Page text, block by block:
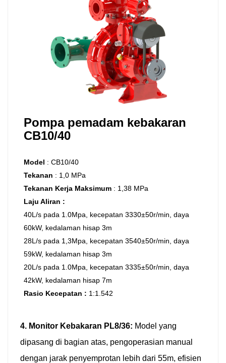
Pompa pemadam kebakaran
CB10/40
Model :CB10/40
Tekanan : 1,0 MPa
Tekanan Kerja Maksimum : 1,38 MPa
Laju Aliran :
40L/s pada 1.0Mpa, kecepatan 3330±50r/min, daya
60kW, kedalaman hisap 3m
28L/s pada 1,3Mpa, kecepatan 3540±50r/min, daya
59kW, kedalaman hisap 3m
20L/s pada 1.0Mpa, kecepatan 3335±50r/min, daya
42kW, kedalaman hisap 7m
Rasio Kecepatan : 1:1.542
4. Monitor Kebakaran PL8/36: Model yang
dipasang di bagian atas, pengoperasian manual
dengan jarak penyemprotan lebih dari 55m, efisien